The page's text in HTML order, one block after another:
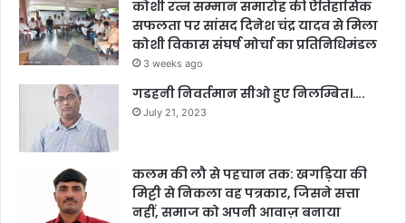
कोशी रत्न सम्मान समारोह की ऐतिहासिक
सफलता पर सांसद दिनेश चंद्र यादव से मिला
कोशी विकास संघर्ष मोर्चा का प्रतिनिधिमंडल
3 weeks ago
गडहनी निवर्तमान सीओ हुए निलम्बित।….
July 21, 2023
कलम की लौ से पहचान तक: खगड़िया की
मिट्टी से निकला वह पत्रकार, जिसने सत्ता
नहीं, समाज को अपनी आवाज़ बनाया